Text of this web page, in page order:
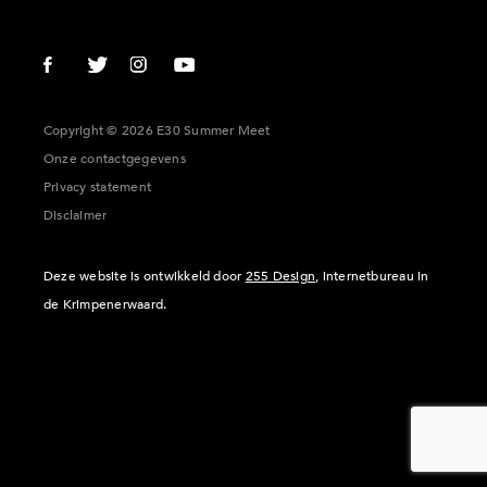
Copyright © 2026 E30 Summer Meet
Onze contactgegevens
Privacy statement
Disclaimer
Deze website is ontwikkeld door 255 Design, internetbureau in
de Krimpenerwaard.